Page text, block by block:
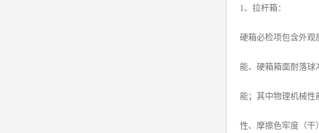
1、拉杆箱：
硬箱必检项包含外观
能、硬箱箱面耐落
能；其中物理机械
性、摩擦色牢度（干